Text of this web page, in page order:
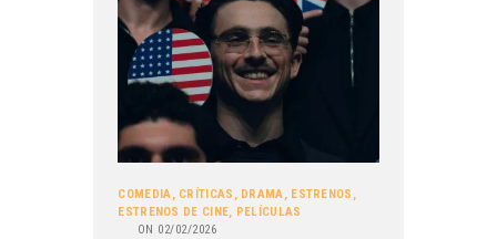
COMEDIA, CRÍTICAS , DRAMA, ESTRENOS ,
ESTRENOS DE CINE, PELÍCULAS
ON 02/02/2026